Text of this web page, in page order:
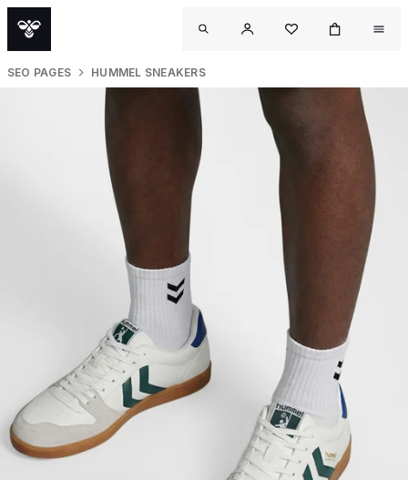
SEO PAGES HUMMEL SNEAKERS